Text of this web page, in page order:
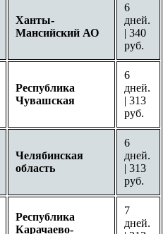
Ханты-
Мансийский АО
6
дней.
| 340
руб.
Республика
Чувашская
6
дней.
| 313
руб.
Челябинская
область
6
дней.
| 313
руб.
Республика
Карачаево-
7
дней.